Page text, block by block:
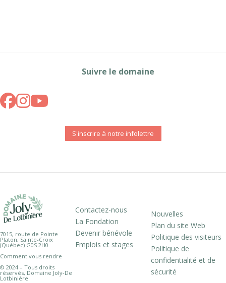
Suivre le domaine
S'inscrire à notre infolettre
7015, route de Pointe
Platon, Sainte-Croix
(Québec) G0S 2H0
Comment vous rendre
© 2024 – Tous droits
réservés, Domaine Joly-De
Lotbinière
Contactez-nous
La Fondation
Devenir bénévole
Emplois et stages
Nouvelles
Plan du site Web
Politique des visiteurs
Politique de
confidentialité et de
sécurité